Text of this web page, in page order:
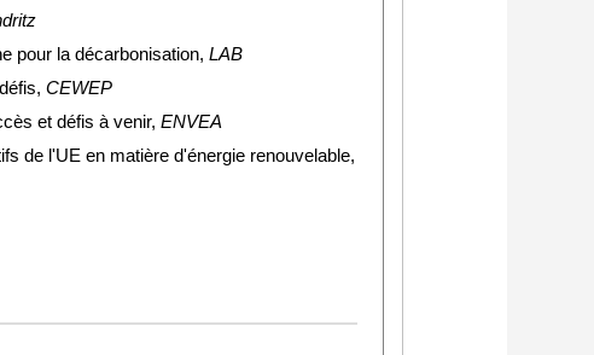
pour la décarbonisation,LAB
défis,CEWEP
et défis à venir,ENVEA
de l'UE en matière d'énergie renouvelable,